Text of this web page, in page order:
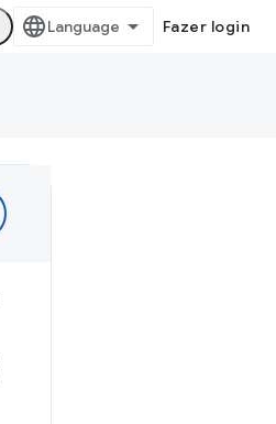
Fazer login